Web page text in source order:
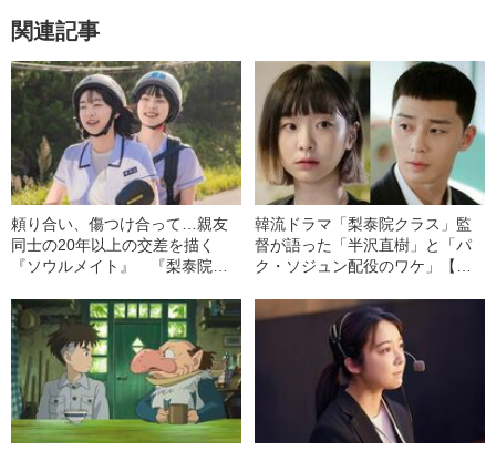
関連記事
頼り合い、傷つけ合って…親友
同士の20年以上の交差を描く
『ソウルメイト』 『梨泰院ク
注目！
韓流ドラマ「梨泰院クラス」監
督が語った「半沢直樹」と「パ
ク・ソジュン配役のワケ」【単